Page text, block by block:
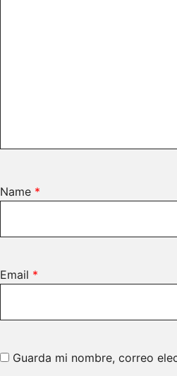
Name *
Email *
Guarda mi nombre, correo